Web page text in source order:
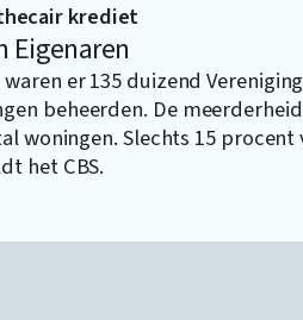
krediet
Eigenaren
er 135 duizend
beheerden. De
woningen. Slechts 15 procent
het CBS.